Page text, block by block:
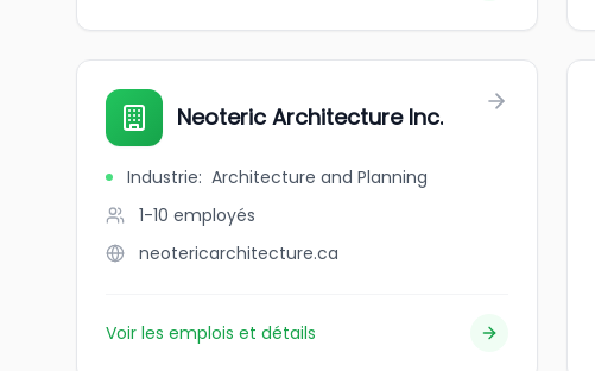
Neoteric Architecture Inc.
Industrie: Architecture and Planning
1-10 employés
neotericarchitecture.ca
Voir les emplois et détails